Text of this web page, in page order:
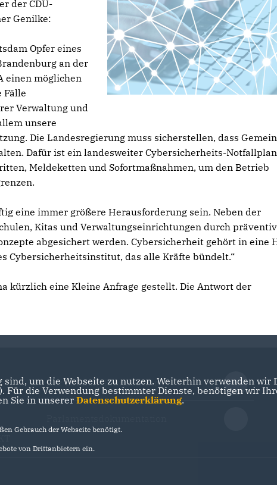
der CDU-
Genilke:
Opfer eines
an der
einen möglichen
Fälle
Verwaltung und
unsere
Die Landesregierung muss sicherstellen, dass
Dafür ist ein landesweiter Cybersicherheits-Notfallplan
Meldeketten und Sofortmaßnahmen, um den Betrieb
eine immer größere Herausforderung sein. Neben der
Kitas und Verwaltungseinrichtungen durch
abgesichert werden. Cybersicherheit gehört in eine
Cybersicherheitsinstitut, das alle Kräfte bündelt.“
kürzlich eine Kleine Anfrage gestellt. Die Antwort der
Der Landtag Brandenburg
sind, um die Webseite zu nutzen. Weiterhin verwenden
Für die Verwendung bestimmter Dienste, benötigen wir
Sie in unserer Datenschutzerklärung.
Gebrauch der Webseite benötigt.
von Drittanbietern ein.